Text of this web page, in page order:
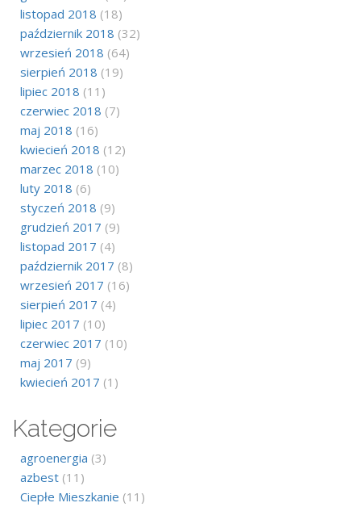
listopad 2018 (18)
październik 2018 (32)
wrzesień 2018 (64)
sierpień 2018 (19)
lipiec 2018 (11)
czerwiec 2018 (7)
maj 2018 (16)
kwiecień 2018 (12)
marzec 2018 (10)
luty 2018 (6)
styczeń 2018 (9)
grudzień 2017 (9)
listopad 2017 (4)
październik 2017 (8)
wrzesień 2017 (16)
sierpień 2017 (4)
lipiec 2017 (10)
czerwiec 2017 (10)
maj 2017 (9)
kwiecień 2017 (1)
Kategorie
agroenergia (3)
azbest (11)
Ciepłe Mieszkanie (11)